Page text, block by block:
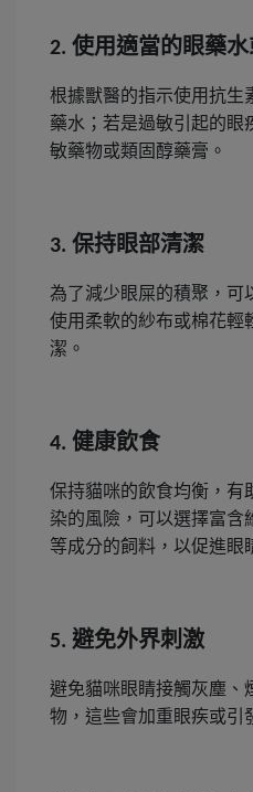
2. 使用適當的眼藥
根據獸醫的指示使用抗生
藥水；若是過敏引起的眼
敏藥物或類固醇藥膏。
3. 保持眼部清潔
為了減少眼屎的積聚，可
使用柔軟的紗布或棉花輕
潔。
4. 健康飲食
保持貓咪的飲食均衡，有
染的風險，可以選擇富含
等成分的飼料，以促進眼
5. 避免外界刺激
避免貓咪眼睛接觸灰塵、
物，這些會加重眼疾或引